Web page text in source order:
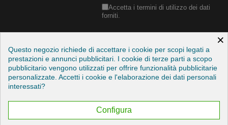
Accetta i termini di utilizzo dei dati
forniti.
Categorie
Informazioni
×
Questo negozio richiede di accettare i cookie per scopi legati a
prestazioni e annunci pubblicitari. I cookie di terze parti a scopo
pubblicitario vengono utilizzati per offrire funzionalità pubblicitarie
personalizzate. Accetti i cookie e l'elaborazione dei dati personali
interessati?
Configura